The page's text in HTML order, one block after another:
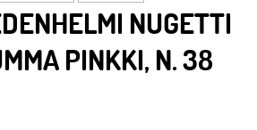
NUGETTI
PINKKI, N. 38